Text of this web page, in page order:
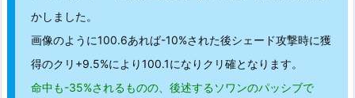
かしました。
画像のように100.6あれば-10%された後シェード攻撃時に獲
得のクリ+9.5%により100.1になりクリ確となります。
命中も-35%されるものの、後述するソワンのパッシブで